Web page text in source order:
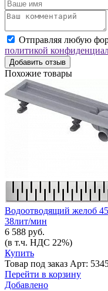
Отправляя любую
политикой
Добавить отзыв
Похожие товары
Водоотводящий желоб
38лит/мин
6 588 руб.
(в т.ч. НДС 22%)
Купить
Товар под заказ Арт:
Перейти в корзину
Добавлено